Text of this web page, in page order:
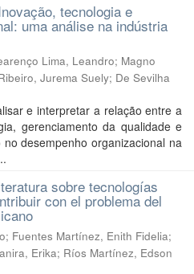
tecnologia e
uma análise na indústria
Lima, Leandro; Magno
Jurema Suely; De Sevilha
e interpretar a relação entre a
gerenciamento da qualidade e
desempenho organizacional na
sobre tecnologías
con el problema del
; Fuentes Martínez, Enith Fidelia;
Erika; Ríos Martínez, Edson